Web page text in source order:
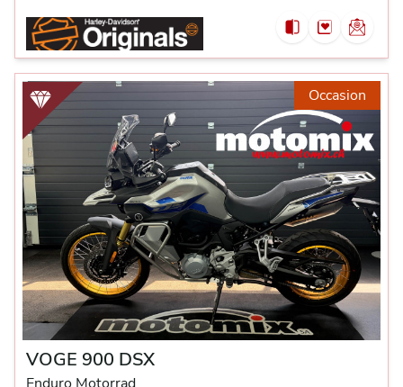
Occasion
VOGE 900 DSX